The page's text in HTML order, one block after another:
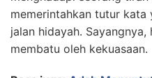
memerintahkan tutur kata
jalan hidayah.
membatu oleh kekuasaan.